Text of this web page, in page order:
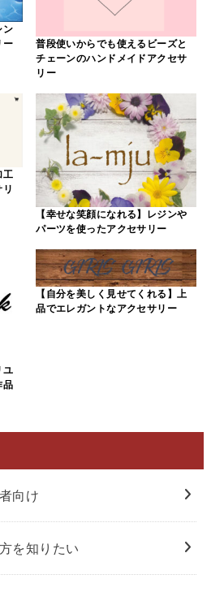
ン
ー
普段使いからでも使えるビーズと
チェーンのハンドメイドアクセサ
リー
工
【幸せな笑顔になれる】レジンや
パーツを使ったアクセサリー
ユ
品
【自分を美しく見せてくれる】上
品でエレガントなアクセサリー
向け
を知りたい